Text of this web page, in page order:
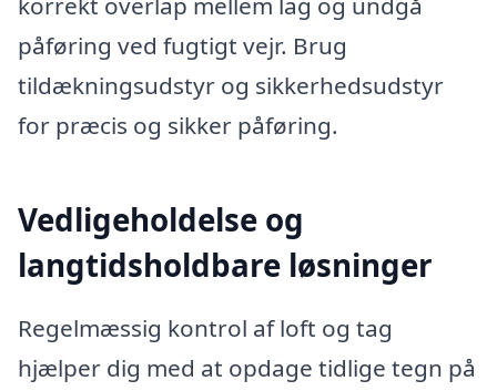
påføring ved fugtigt vejr. Brug
tildækningsudstyr og sikkerhedsudstyr
for præcis og sikker påføring.
Vedligeholdelse og
langtidsholdbare løsninger
Regelmæssig kontrol af loft og tag
hjælper dig med at opdage tidlige tegn på